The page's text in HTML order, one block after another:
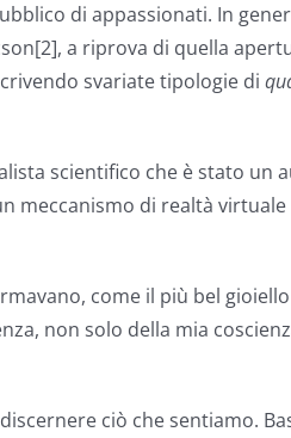
di appassionati. In
a riprova di quella
svariate tipologie di
scientifico che è stato un
meccanismo di realtà
come il più bel
non solo della mia
ciò che sentiamo.